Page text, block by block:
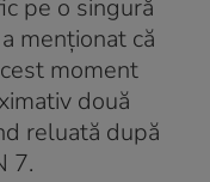
pe o singură
menţionat că
moment
două
reluată după
7.